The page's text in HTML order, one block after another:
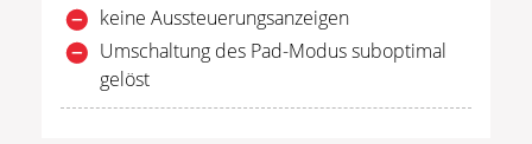
keine Aussteuerungsanzeigen
Umschaltung des Pad-Modus suboptimal
gelöst